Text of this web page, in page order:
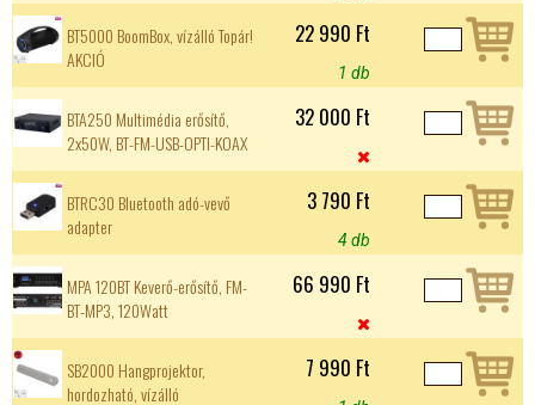
BT5000 BoomBox, vízálló Topár!
AKCIÓ
22 990 Ft
1 db
BTA250 Multimédia erősítő,
2x50W, BT-FM-USB-OPTI-KOAX
32 000 Ft

BTRC30 Bluetooth adó-vevő
adapter
3 790 Ft
4 db
MPA 120BT Keverő-erősítő, FM-
BT-MP3, 120Watt
66 990 Ft

SB2000 Hangprojektor,
hordozható, vízálló
7 990 Ft